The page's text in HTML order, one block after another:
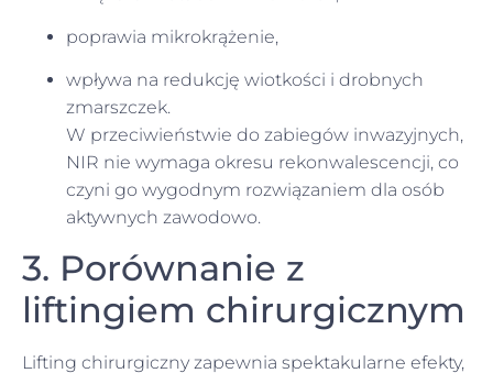
poprawia mikrokrążenie,
wpływa na redukcję wiotkości i drobnych
zmarszczek.
W przeciwieństwie do zabiegów inwazyjnych,
NIR nie wymaga okresu rekonwalescencji, co
czyni go wygodnym rozwiązaniem dla osób
aktywnych zawodowo.
3. Porównanie z
liftingiem chirurgicznym
Lifting chirurgiczny zapewnia spektakularne efekty,